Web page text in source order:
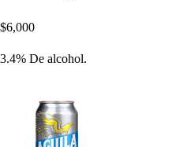
$6,000
3.4% De alcohol.